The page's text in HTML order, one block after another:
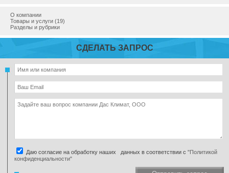
О компании
Товары и услуги (19)
Разделы и рубрики
СДЕЛАТЬ ЗАПРОС
Даю согласие на обработку наших данных в соответствии с "Политикой
конфиденциальности"